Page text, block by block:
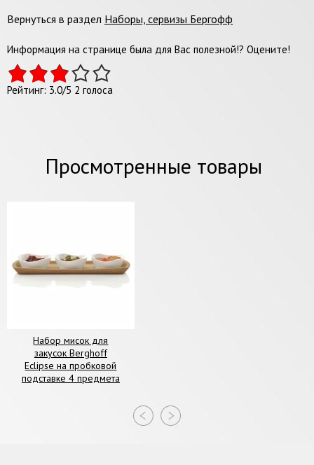
Вернуться в раздел Наборы, сервизы Бергофф
Информация на странице была для Вас полезной!? Оцените!
Рейтинг: 3.0/5 2 голоса
Просмотренные товары
Набор мисок для
закусок Berghoff
Eclipse на пробковой
подставке 4 предмета